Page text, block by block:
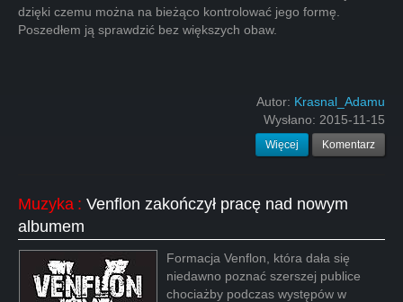
dzięki czemu można na bieżąco kontrolować jego formę.
Poszedłem ją sprawdzić bez większych obaw.
Autor: Krasnal_Adamu
Wysłano: 2015-11-15
Więcej Komentarz
Muzyka : Venflon zakończył pracę nad nowym
albumem
Formacja Venflon, która dała się
niedawno poznać szerszej publice
chociażby podczas występów w